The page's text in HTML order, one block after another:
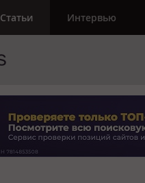
Статьи Интервью